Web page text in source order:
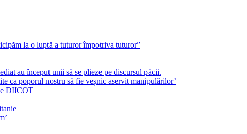
la o luptă a tuturor împotriva tuturor”
au început unii să se plieze pe discursul păcii.
ca poporul nostru să fie veșnic aservit manipulărilor’
DIICOT